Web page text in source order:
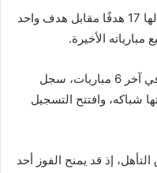
كما حقق 6 انتصارات متتالية سجل خلالها 17 هدفًا مقابل هدف واحد
الأخيرة.
أما النمسا، فحقق 5 انتصارات وتعادلًا في آخر 6 مباريات، سجل
استقبلتها شباكه، وافتتح التسجيل
إذ قد يمنح الفوز أحد